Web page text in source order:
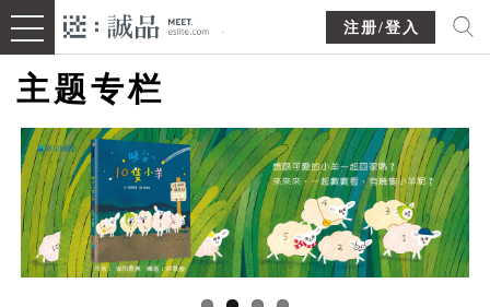
注册/登入
主题专栏